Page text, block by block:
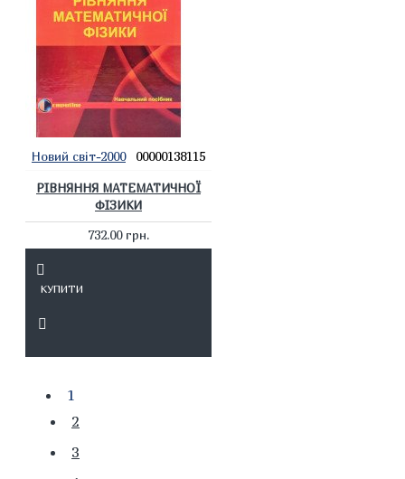
Новий світ-2000 00000138115
РІВНЯННЯ МАТЕМАТИЧНОЇ
ФІЗИКИ
732.00 грн.
КУПИТИ
1
2
3